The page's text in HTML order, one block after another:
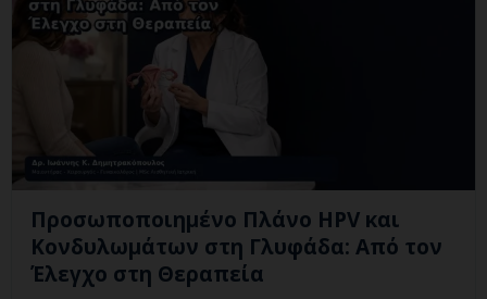
Προσωποποιημένο Πλάνο HPV και
Κονδυλωμάτων στη Γλυφάδα: Από τον
Έλεγχο στη Θεραπεία